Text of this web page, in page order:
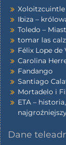
Xoloitzcuintle
Ibiza –
Toledo –
tomar las
Félix Lope de
Carolina
Fandango
Santiago
Mortadelo i
ETA –
Dane